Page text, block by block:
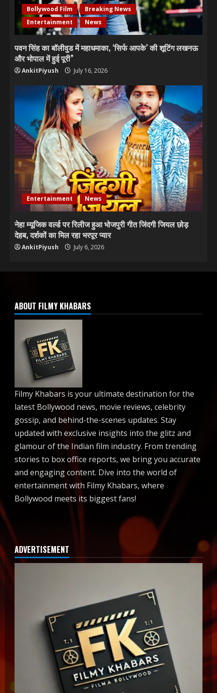
Bollywood Film
Breaking News
Entertainment
News
पवन सिंह का बॉलीवुड में महाधमाका, ‘सिर्फ आपके’ की शूटिंग लखनऊ
और भोपाल में हुई पूरी”
AnkitPiyush July 16, 2026
Entertainment News
नेहा म्यूजिक वर्ल्ड पर रिलीज हुआ भोजपुरी गीत जिंदगी जियल छोड़
देहब, दर्शकों का मिल रहा भरपूर प्यार
AnkitPiyush July 6, 2026
ABOUT FILMY KHABARS
Filmy Khabars is your ultimate destination for the
latest Bollywood news, movie reviews, celebrity
gossip, and behind-the-scenes updates. Stay
updated with exclusive insights into the glitz and
glamour of the Indian film industry. From trending
stories to box office reports, we bring you accurate
and engaging content. Dive into the world of
entertainment with Filmy Khabars, where
Bollywood meets its biggest fans!
ADVERTISEMENT